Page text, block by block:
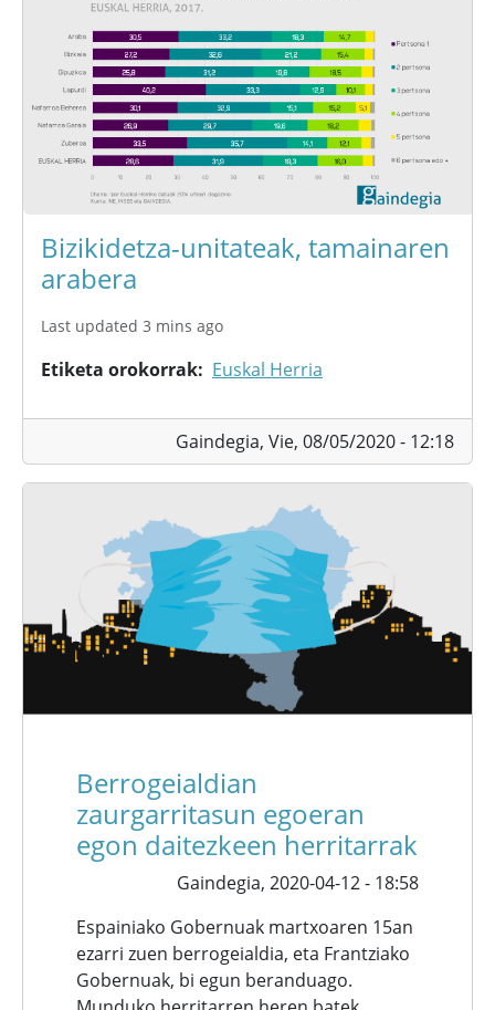
Bizikidetza-unitateak, tamainaren
arabera
Last updated 3 mins ago
Etiketa orokorrak Euskal Herria
Gaindegia, Vie, 08/05/2020 - 12:18
Berrogeialdian
zaurgarritasun egoeran
egon daitezkeen herritarrak
Gaindegia, 2020-04-12 - 18:58
Espainiako Gobernuak martxoaren 15an
ezarri zuen berrogeialdia, eta Frantziako
Gobernuak, bi egun beranduago.